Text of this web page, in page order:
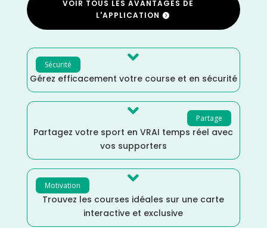
VOIR TOUS LES AVANTAGES DE
L'APPLICATION
Sécurité 
Gérez efficacement votre course et en sécurité
Partage

Partagez votre sport en VRAI temps réel avec
vos supporters
Motivation 
Trouvez les courses idéales sur une carte
interactive et exclusive